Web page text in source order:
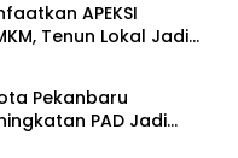
APEKSI
Tenun Lokal Jadi
Pekanbaru
PAD Jadi